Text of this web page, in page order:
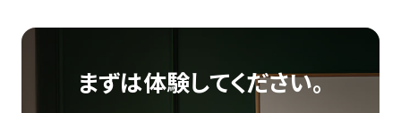
まずは体験してください。